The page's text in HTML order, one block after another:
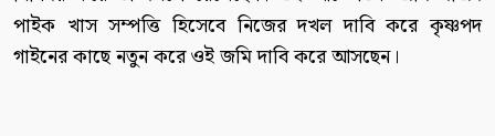
পাইক খাস সম্পত্তি হিসেবে নিজের দখল দাবি করে কৃষ্ণপদ
গাইনের কাছে নতুন করে ওই জমি দাবি করে আসছেন।